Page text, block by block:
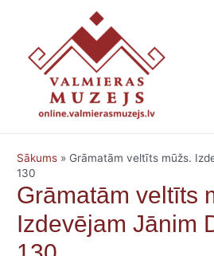
Sākums » Grāmatām veltīts mūžs.
130
Grāmatām veltīts
Izdevējam Jānim